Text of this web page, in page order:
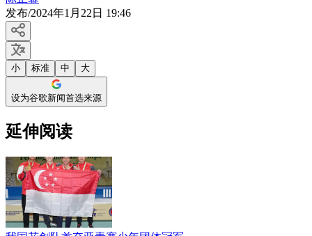
发布/2024年1月22日 19:46
小 标准 中 大
设为谷歌新闻首选来源
延伸阅读